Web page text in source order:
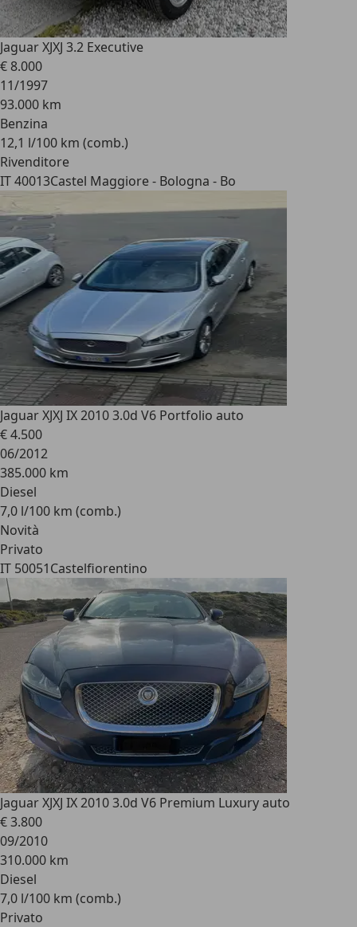
Jaguar XJXJ 3.2 Executive
€ 8.000
11/1997
93.000 km
Benzina
12,1 l/100 km (comb.)
Rivenditore
IT 40013Castel Maggiore - Bologna - Bo
Jaguar XJXJ IX 2010 3.0d V6 Portfolio auto
€ 4.500
06/2012
385.000 km
Diesel
7,0 l/100 km (comb.)
Novità
Privato
IT 50051Castelfiorentino
Jaguar XJXJ IX 2010 3.0d V6 Premium Luxury auto
€ 3.800
09/2010
310.000 km
Diesel
7,0 l/100 km (comb.)
Privato